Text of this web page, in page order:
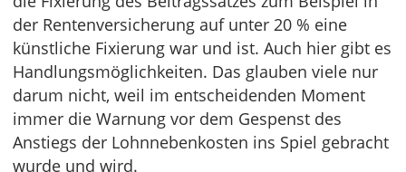
der Rentenversicherung auf unter 20 % eine
künstliche Fixierung war und ist. Auch hier gibt es
Handlungsmöglichkeiten. Das glauben viele nur
darum nicht, weil im entscheidenden Moment
immer die Warnung vor dem Gespenst des
Anstiegs der Lohnnebenkosten ins Spiel gebracht
wurde und wird.